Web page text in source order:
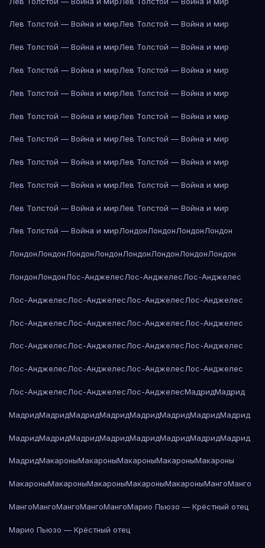
Лев Толстой — Война и мирЛев Толстой — Война и мир
Лев Толстой — Война и мирЛев Толстой — Война и мир
Лев Толстой — Война и мирЛев Толстой — Война и мир
Лев Толстой — Война и мирЛев Толстой — Война и мир
Лев Толстой — Война и мирЛев Толстой — Война и мир
Лев Толстой — Война и мирЛев Толстой — Война и мир
Лев Толстой — Война и мирЛев Толстой — Война и мир
Лев Толстой — Война и мирЛев Толстой — Война и мир
Лев Толстой — Война и мирЛев Толстой — Война и мир
Лев Толстой — Война и мирЛондонЛондонЛондонЛондон
ЛондонЛондонЛондонЛондонЛондонЛондонЛондонЛондон
ЛондонЛондонЛос-АнджелесЛос-АнджелесЛос-Анджелес
Лос-АнджелесЛос-АнджелесЛос-АнджелесЛос-Анджелес
Лос-АнджелесЛос-АнджелесЛос-АнджелесЛос-Анджелес
Лос-АнджелесЛос-АнджелесЛос-АнджелесЛос-Анджелес
Лос-АнджелесЛос-АнджелесЛос-АнджелесЛос-Анджелес
Лос-АнджелесЛос-АнджелесЛос-АнджелесМадридМадрид
МадридМадридМадридМадридМадридМадридМадридМадрид
МадридМадридМадридМадридМадридМадридМадридМадрид
МадридМакароныМакароныМакароныМакароныМакароны
МакароныМакароныМакароныМакароныМакароныМангоМанго
МангоМангоМангоМангоМангоМарио Пьюзо — Крёстный отец
Марио Пьюзо — Крёстный отец